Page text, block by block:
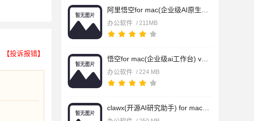
办公软件 / 211MB
办公软件 / 224 MB
【投诉报错】